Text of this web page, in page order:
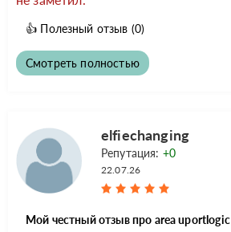
👍 Полезный отзыв (0)
Смотреть полностью
elfiechanging
Репутация: +0
22.07.26
Мой честный отзыв про area uportlogic